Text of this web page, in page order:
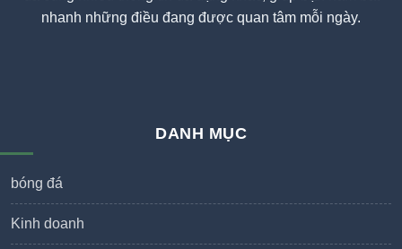
nhanh những điều đang được quan tâm mỗi ngày.
DANH MỤC
bóng đá
Kinh doanh